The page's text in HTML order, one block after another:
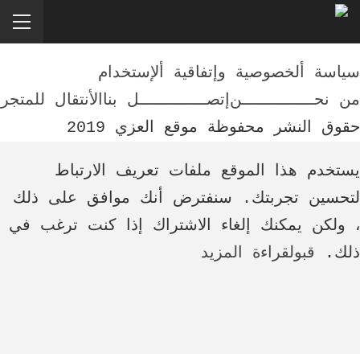
سياسة ألخصوصية وإتفاقية ألإستخدام
من نحـــــــــــــــنإتصــــــــــــــل بناالأنتقال للمتجر
حقوق النشر محفوظة موقع العزي 2019
يستخدم هذا الموقع ملفات تعريف الارتباط
لتحسين تجربتك. سنفترض أنك موافق على ذلك
، ولكن يمكنك إلغاء الاشتراك إذا كنت ترغب في
ذلك. قبولقراءة المزيد